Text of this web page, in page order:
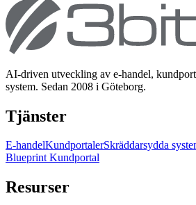
AI-driven utveckling av e-handel,
system. Sedan 2008 i Göteborg.
Tjänster
E-handelKundportalerSkräddarsydda
Blueprint Kundportal
Resurser